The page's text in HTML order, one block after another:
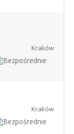
Kraków
Kraków